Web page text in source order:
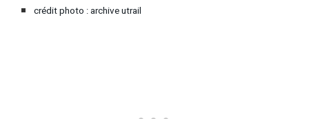
crédit photo : archive utrail